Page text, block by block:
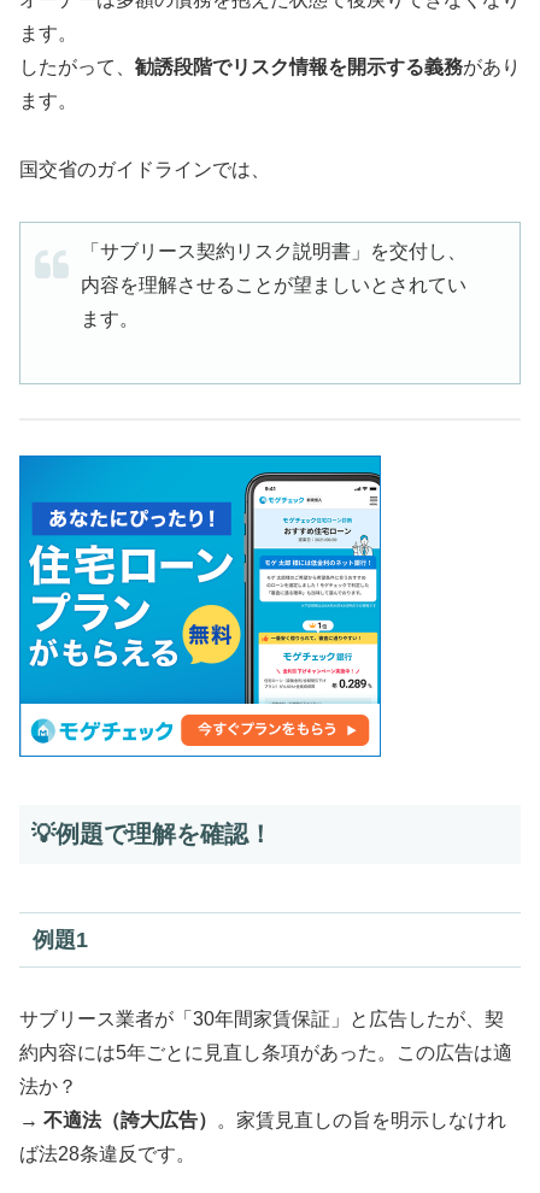
ます。
したがって、 勧誘段階でリスク情報を開示する義務があり
ます。
国交省のガイドラインでは、
「サブリース契約リスク説明書」を交付し、
内容を理解させることが望ましいとされてい
ます。
💡例題で理解を確認！
例題1
サブリース業者が「30年間家賃保証」と広告したが、契
約内容には5年ごとに見直し条項があった。この広告は適
法か？
→ 不適法（誇大広告）
。家賃見直しの旨を明示しなけれ
ば法28条違反です。